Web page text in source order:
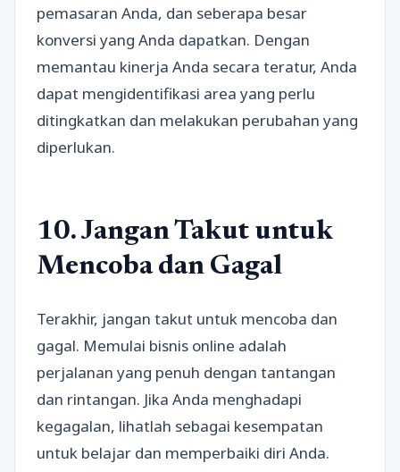
pemasaran Anda, dan seberapa besar
konversi yang Anda dapatkan. Dengan
memantau kinerja Anda secara teratur, Anda
dapat mengidentifikasi area yang perlu
ditingkatkan dan melakukan perubahan yang
diperlukan.
10. Jangan Takut untuk
Mencoba dan Gagal
Terakhir, jangan takut untuk mencoba dan
gagal. Memulai bisnis online adalah
perjalanan yang penuh dengan tantangan
dan rintangan. Jika Anda menghadapi
kegagalan, lihatlah sebagai kesempatan
untuk belajar dan memperbaiki diri Anda.